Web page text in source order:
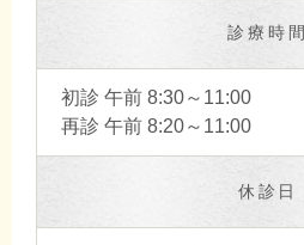
診療時間
初診 午前 8:30～11:00
再診 午前 8:20～11:00
休診日